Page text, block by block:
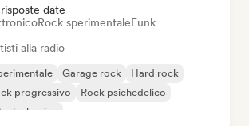
date
Rock sperimentaleFunk
alla radio
Garage rock
Hard rock
progressivo
Rock psichedelico
classico